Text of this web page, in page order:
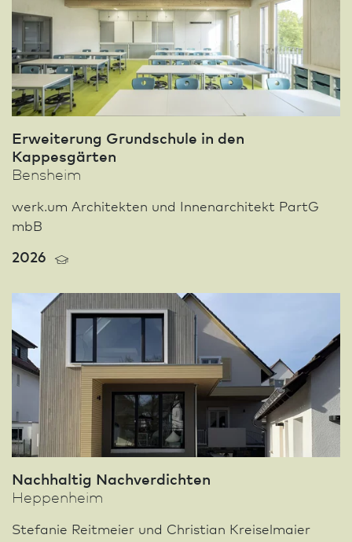
Erweiterung Grund­schule in den
Kappesgärten
Bensheim
werk.um Architekten und Innen­architekt PartG
mbB
2026
Nachhaltig Nachverdichten
Heppenheim
Stefanie Reitmeier und Christian Kreiselmaier